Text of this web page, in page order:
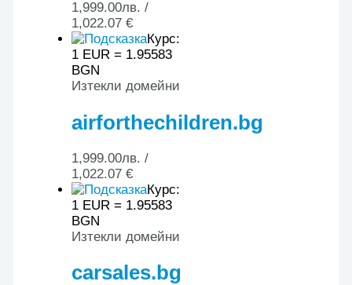
1,999.00лв. /
1,022.07 €
Курс:
1 EUR = 1.95583
BGN
Изтекли домейни
airforthechildren.bg
1,999.00лв. /
1,022.07 €
Курс:
1 EUR = 1.95583
BGN
Изтекли домейни
carsales.bg